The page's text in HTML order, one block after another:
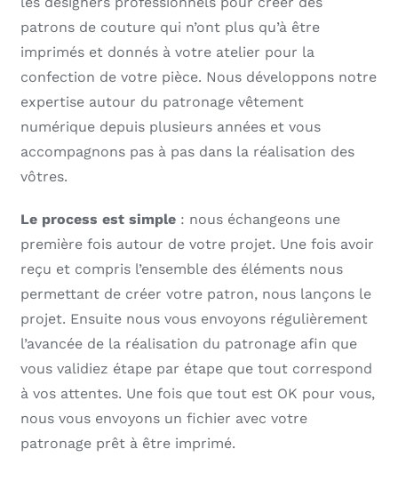
patrons de couture qui n’ont plus qu’à être
imprimés et donnés à votre atelier pour la
confection de votre pièce. Nous développons notre
expertise autour du patronage vêtement
numérique depuis plusieurs années et vous
accompagnons pas à pas dans la réalisation des
vôtres.
Le process est simple : nous échangeons une
première fois autour de votre projet. Une fois avoir
reçu et compris l’ensemble des éléments nous
permettant de créer votre patron, nous lançons le
projet. Ensuite nous vous envoyons régulièrement
l’avancée de la réalisation du patronage afin que
vous validiez étape par étape que tout correspond
à vos attentes. Une fois que tout est OK pour vous,
nous vous envoyons un fichier avec votre
patronage prêt à être imprimé.